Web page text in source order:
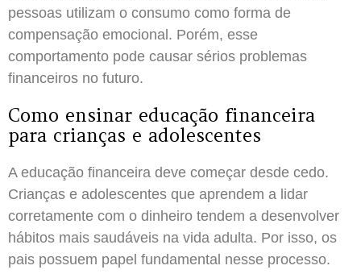
pessoas utilizam o consumo como forma de
compensação emocional. Porém, esse
comportamento pode causar sérios problemas
financeiros no futuro.
Como ensinar educação financeira
para crianças e adolescentes
A educação financeira deve começar desde cedo.
Crianças e adolescentes que aprendem a lidar
corretamente com o dinheiro tendem a desenvolver
hábitos mais saudáveis na vida adulta. Por isso, os
pais possuem papel fundamental nesse processo.